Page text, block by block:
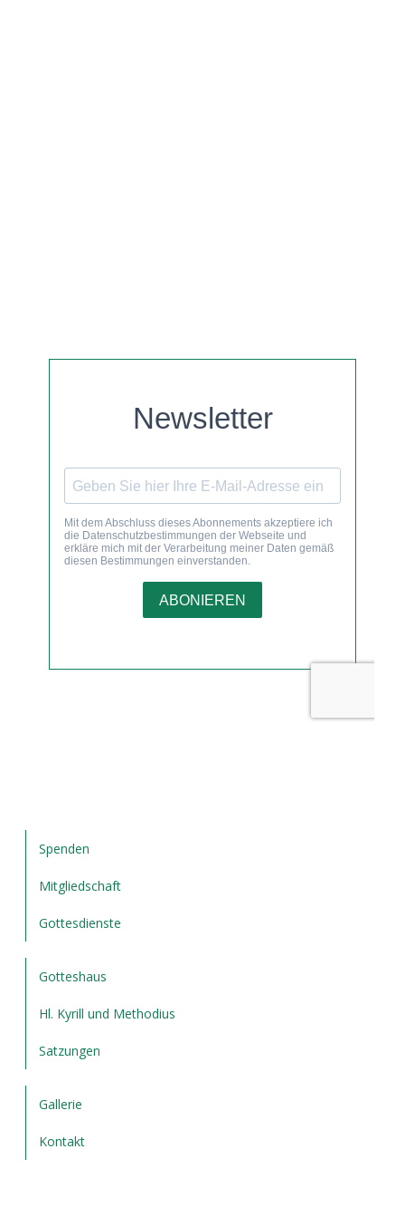
Spenden
Mitgliedschaft
Gottesdienste
Gotteshaus
Hl. Kyrill und Methodius
Satzungen
Gallerie
Kontakt